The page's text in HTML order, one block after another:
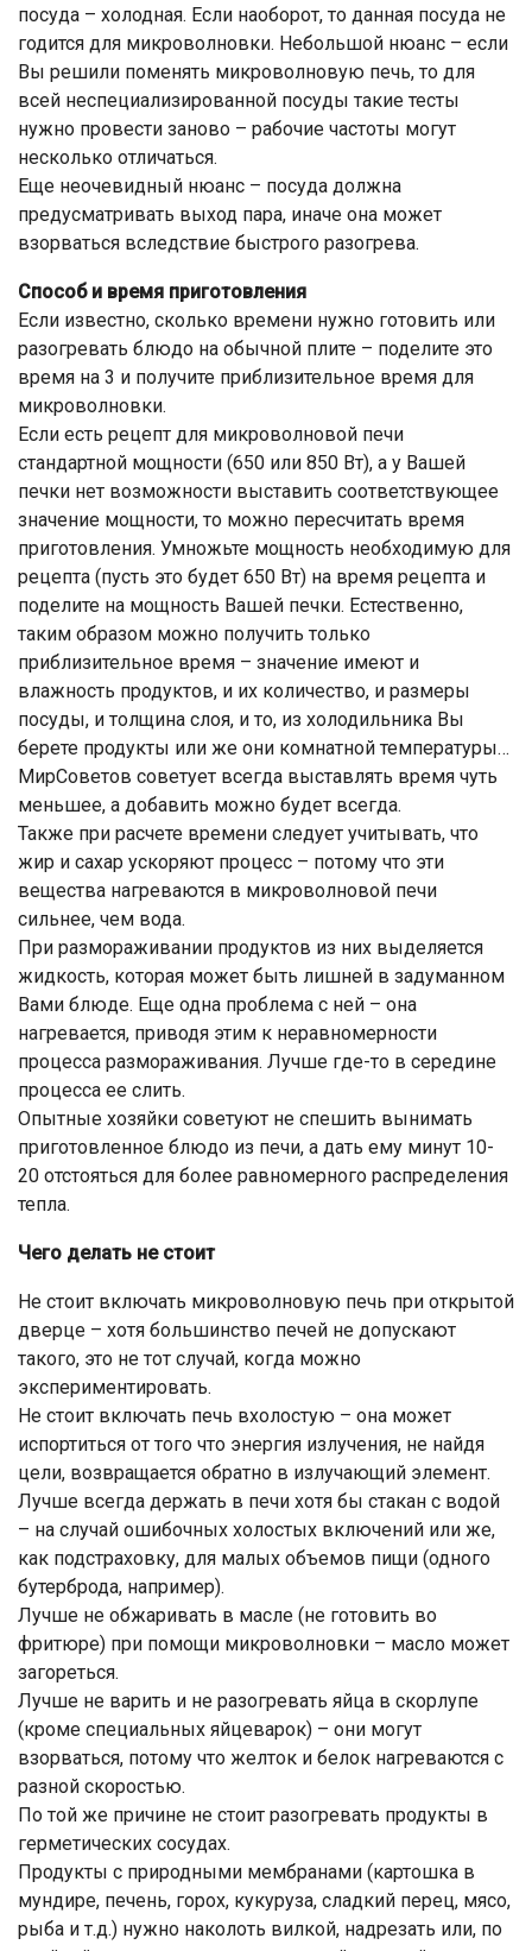
посуда – холодная. Если наоборот, то данная посуда не
годится для микроволновки. Небольшой нюанс – если
Вы решили поменять микроволновую печь, то для
всей неспециализированной посуды такие тесты
нужно провести заново – рабочие частоты могут
несколько отличаться.
Еще неочевидный нюанс – посуда должна
предусматривать выход пара, иначе она может
взорваться вследствие быстрого разогрева.
Способ и время приготовления
Если известно, сколько времени нужно готовить или
разогревать блюдо на обычной плите – поделите это
время на 3 и получите приблизительное время для
микроволновки.
Если есть рецепт для микроволновой печи
стандартной мощности (650 или 850 Вт), а у Вашей
печки нет возможности выставить соответствующее
значение мощности, то можно пересчитать время
приготовления. Умножьте мощность необходимую для
рецепта (пусть это будет 650 Вт) на время рецепта и
поделите на мощность Вашей печки. Естественно,
таким образом можно получить только
приблизительное время – значение имеют и
влажность продуктов, и их количество, и размеры
посуды, и толщина слоя, и то, из холодильника Вы
берете продукты или же они комнатной температуры…
МирСоветов советует всегда выставлять время чуть
меньшее, а добавить можно будет всегда.
Также при расчете времени следует учитывать, что
жир и сахар ускоряют процесс – потому что эти
вещества нагреваются в микроволновой печи
сильнее, чем вода.
При размораживании продуктов из них выделяется
жидкость, которая может быть лишней в задуманном
Вами блюде. Еще одна проблема с ней – она
нагревается, приводя этим к неравномерности
процесса размораживания. Лучше где-то в середине
процесса ее слить.
Опытные хозяйки советуют не спешить вынимать
приготовленное блюдо из печи, а дать ему минут 10-
20 отстояться для более равномерного распределения
тепла.
Чего делать не стоит
Не стоит включать микроволновую печь при открытой
дверце – хотя большинство печей не допускают
такого, это не тот случай, когда можно
экспериментировать.
Не стоит включать печь вхолостую – она может
испортиться от того что энергия излучения, не найдя
цели, возвращается обратно в излучающий элемент.
Лучше всегда держать в печи хотя бы стакан с водой
– на случай ошибочных холостых включений или же,
как подстраховку, для малых объемов пищи (одного
бутерброда, например).
Лучше не обжаривать в масле (не готовить во
фритюре) при помощи микроволновки – масло может
загореться.
Лучше не варить и не разогревать яйца в скорлупе
(кроме специальных яйцеварок) – они могут
взорваться, потому что желток и белок нагреваются с
разной скоростью.
По той же причине не стоит разогревать продукты в
герметических сосудах.
Продукты с природными мембранами (картошка в
мундире, печень, горох, кукуруза, сладкий перец, мясо,
рыба и т.д.) нужно наколоть вилкой, надрезать или, по